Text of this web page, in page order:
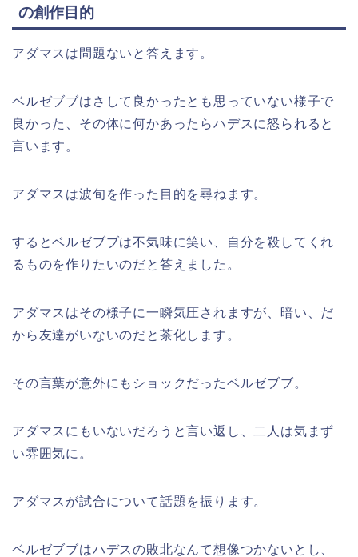
の創作目的
アダマスは問題ないと答えます。
ベルゼブブはさして良かったとも思っていない様子で
良かった、その体に何かあったらハデスに怒られると
言います。
アダマスは波旬を作った目的を尋ねます。
するとベルゼブブは不気味に笑い、自分を殺してくれ
るものを作りたいのだと答えました。
アダマスはその様子に一瞬気圧されますが、暗い、だ
から友達がいないのだと茶化します。
その言葉が意外にもショックだったベルゼブブ。
アダマスにもいないだろうと言い返し、二人は気まず
い雰囲気に。
アダマスが試合について話題を振ります。
ベルゼブブはハデスの敗北なんて想像つかないとし、